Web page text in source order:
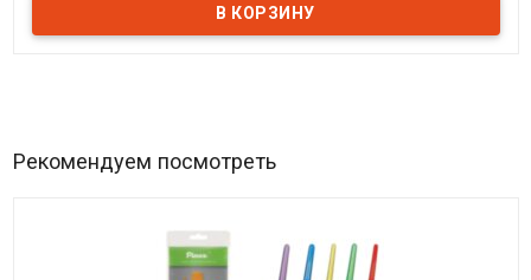
Рекомендуем посмотреть